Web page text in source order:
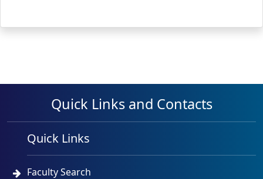
Quick Links and Contacts
Quick Links
Faculty Search